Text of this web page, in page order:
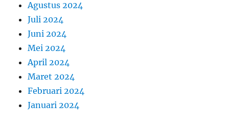
Agustus 2024
Juli 2024
Juni 2024
Mei 2024
April 2024
Maret 2024
Februari 2024
Januari 2024